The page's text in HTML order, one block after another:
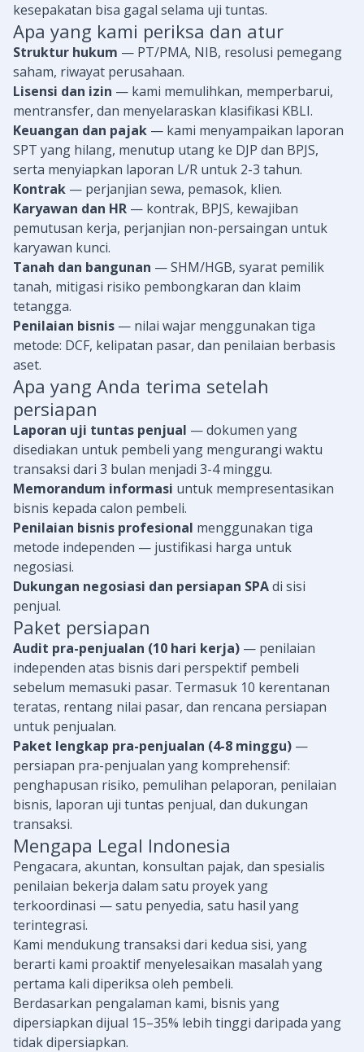
kesepakatan bisa gagal selama uji tuntas.
Apa yang kami periksa dan atur
Struktur hukum — PT/PMA, NIB, resolusi pemegang
saham, riwayat perusahaan.
Lisensi dan izin — kami memulihkan, memperbarui,
mentransfer, dan menyelaraskan klasifikasi KBLI.
Keuangan dan pajak — kami menyampaikan laporan
SPT yang hilang, menutup utang ke DJP dan BPJS,
serta menyiapkan laporan L/R untuk 2-3 tahun.
Kontrak — perjanjian sewa, pemasok, klien.
Karyawan dan HR — kontrak, BPJS, kewajiban
pemutusan kerja, perjanjian non-persaingan untuk
karyawan kunci.
Tanah dan bangunan — SHM/HGB, syarat pemilik
tanah, mitigasi risiko pembongkaran dan klaim
tetangga.
Penilaian bisnis — nilai wajar menggunakan tiga
metode: DCF, kelipatan pasar, dan penilaian berbasis
aset.
Apa yang Anda terima setelah
persiapan
Laporan uji tuntas penjual — dokumen yang
disediakan untuk pembeli yang mengurangi waktu
transaksi dari 3 bulan menjadi 3-4 minggu.
Memorandum informasi untuk mempresentasikan
bisnis kepada calon pembeli.
Penilaian bisnis profesional menggunakan tiga
metode independen — justifikasi harga untuk
negosiasi.
Dukungan negosiasi dan persiapan SPAdi sisi
penjual.
Paket persiapan
Audit pra-penjualan (10 hari kerja) — penilaian
independen atas bisnis dari perspektif pembeli
sebelum memasuki pasar. Termasuk 10 kerentanan
teratas, rentang nilai pasar, dan rencana persiapan
untuk penjualan.
Paket lengkap pra-penjualan (4-8 minggu) —
persiapan pra-penjualan yang komprehensif:
penghapusan risiko, pemulihan pelaporan, penilaian
bisnis, laporan uji tuntas penjual, dan dukungan
transaksi.
Mengapa Legal Indonesia
Pengacara, akuntan, konsultan pajak, dan spesialis
penilaian bekerja dalam satu proyek yang
terkoordinasi — satu penyedia, satu hasil yang
terintegrasi.
Kami mendukung transaksi dari kedua sisi, yang
berarti kami proaktif menyelesaikan masalah yang
pertama kali diperiksa oleh pembeli.
Berdasarkan pengalaman kami, bisnis yang
dipersiapkan dijual 15–35% lebih tinggi daripada yang
tidak dipersiapkan.